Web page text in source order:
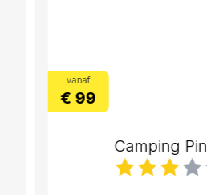
vanaf
€ 99
Camping Pineta